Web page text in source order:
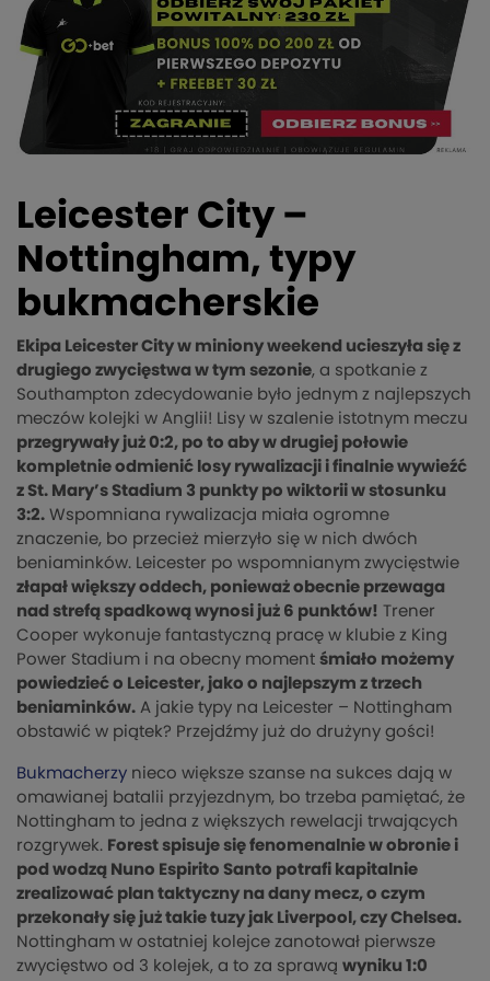
Leicester City –
Nottingham, typy
bukmacherskie
Ekipa Leicester City w miniony weekend ucieszyła się z
drugiego zwycięstwa w tym sezonie, a spotkanie z
Southampton zdecydowanie było jednym z najlepszych
meczów kolejki w Anglii! Lisy w szalenie istotnym meczu
przegrywały już 0:2, po to aby w drugiej połowie
kompletnie odmienić losy rywalizacji i finalnie wywieźć
z St. Mary’s Stadium 3 punkty po wiktorii w stosunku
3:2. Wspomniana rywalizacja miała ogromne
znaczenie, bo przecież mierzyło się w nich dwóch
beniaminków. Leicester po wspomnianym zwycięstwie
złapał większy oddech, ponieważ obecnie przewaga
nad strefą spadkową wynosi już 6 punktów! Trener
Cooper wykonuje fantastyczną pracę w klubie z King
Power Stadium i na obecny moment śmiało możemy
powiedzieć o Leicester, jako o najlepszym z trzech
beniaminków. A jakie typy na Leicester – Nottingham
obstawić w piątek? Przejdźmy już do drużyny gości!
Bukmacherzy nieco większe szanse na sukces dają w
omawianej batalii przyjezdnym, bo trzeba pamiętać, że
Nottingham to jedna z większych rewelacji trwających
rozgrywek. Forest spisuje się fenomenalnie w obronie i
pod wodzą Nuno Espirito Santo potrafi kapitalnie
zrealizować plan taktyczny na dany mecz, o czym
przekonały się już takie tuzy jak Liverpool, czy Chelsea.
Nottingham w ostatniej kolejce zanotował pierwsze
zwycięstwo od 3 kolejek, a to za sprawą wyniku 1:0